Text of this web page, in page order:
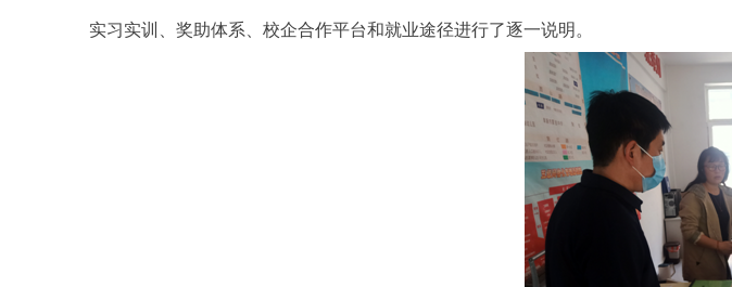
实习实训、奖助体系、校企合作平台和就业途径进行了逐一说明。